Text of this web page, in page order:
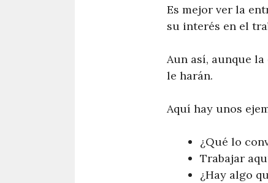
Es mejor ver la
su interés en el
Aun así, aunque
le harán.
Aquí hay unos
¿Qué lo
Trabajar
¿Hay algo